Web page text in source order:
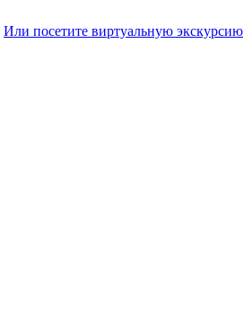
Или посетите виртуальную экскурсию